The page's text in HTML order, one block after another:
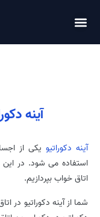
آینه
آینه دکوراتیو یکی از
استفاده می شود. در این
اتاق خواب بپردازیم.
شما از آینه دکوراتیو در